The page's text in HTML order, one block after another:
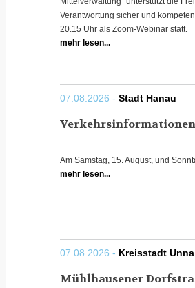
Verantwortung sicher und
20.15 Uhr als Zoom-Webinar statt.
mehr lesen...
07.08.2026 - Stadt Hanau
Am Samstag, 15. August, und
mehr lesen...
07.08.2026 - Kreisstadt Unna
Mühlhausener